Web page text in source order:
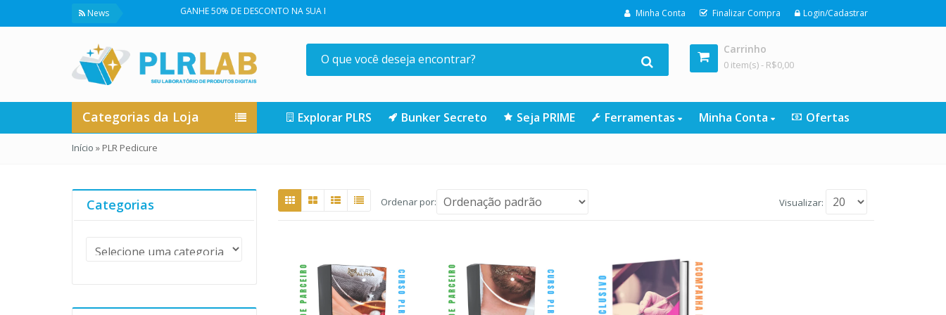
News GANHE 50% DE DESCONTO NA SUA PRIMEIRA COMPRA NA LOJA | CLIQUE AQUI Minha Conta Finalizar Compra Login/Cadastrar
Carrinho
0 item(s) - R$0,00
Categorias da Loja Explorar PLRS Bunker Secreto Seja PRIME Ferramentas Minha Conta Ofertas
Início » PLR Pedicure
Ordenar por: Visualizar:
Categorias